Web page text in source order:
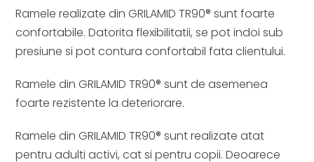
Ramele realizate din GRILAMID TR90® sunt foarte
confortabile. Datorita flexibilitatii, se pot indoi sub
presiune si pot contura confortabil fata clientului.
Ramele din GRILAMID TR90® sunt de asemenea
foarte rezistente la deteriorare.
Ramele din GRILAMID TR90® sunt realizate atat
pentru adulti activi, cat si pentru copii. Deoarece